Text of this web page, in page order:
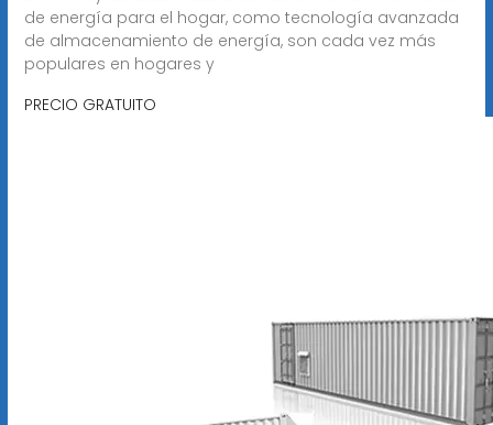
de energía para el hogar, como tecnología avanzada
de almacenamiento de energía, son cada vez más
populares en hogares y
PRECIO GRATUITO